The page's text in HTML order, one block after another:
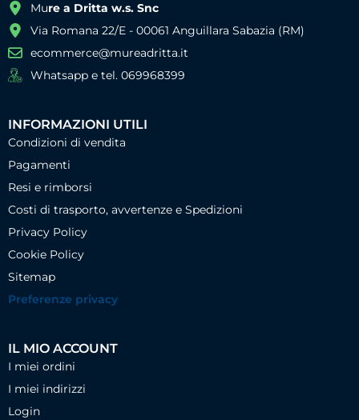
Mure a Dritta w.s. Snc
Via Romana 22/E - 00061 Anguillara Sabazia (RM)
ecommerce@mureadritta.it
Whatsapp e tel. 069968399
INFORMAZIONI UTILI
Condizioni di vendita
Pagamenti
Resi e rimborsi
Costi di trasporto, avvertenze e Spedizioni
Privacy Policy
Cookie Policy
Sitemap
Preferenze privacy
IL MIO ACCOUNT
I miei ordini
I miei indirizzi
Login